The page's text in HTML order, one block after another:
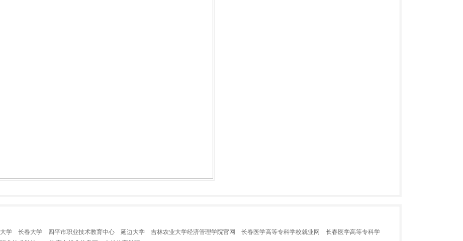
学 长春大学 四平市职业技术教育中心 延边大学 吉林农业大学经济管理学院官网 长春医学高等专科学校就业网
长春医学高等专科学